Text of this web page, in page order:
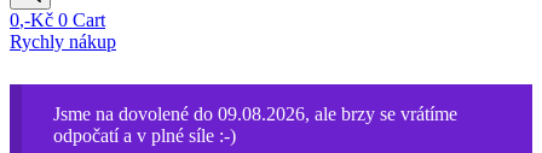
0,-Kč 0 Cart
Rychly nákup
Jsme na dovolené do 09.08.2026, ale brzy se vrátíme
odpočatí a v plné síle :-)